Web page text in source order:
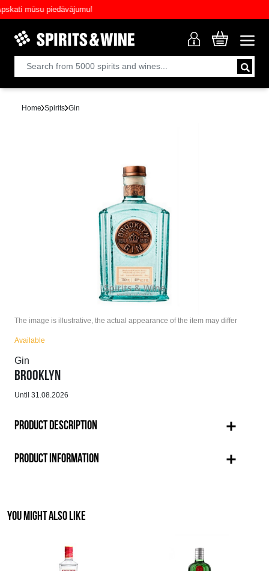
mūsu piedāvājumu!
Home Spirits Gin
The image is illustrative, the actual appearance of the item may differ
Available
Gin
BROOKLYN
Until 31.08.2026
PRODUCT DESCRIPTION
PRODUCT INFORMATION
YOU MIGHT ALSO LIKE